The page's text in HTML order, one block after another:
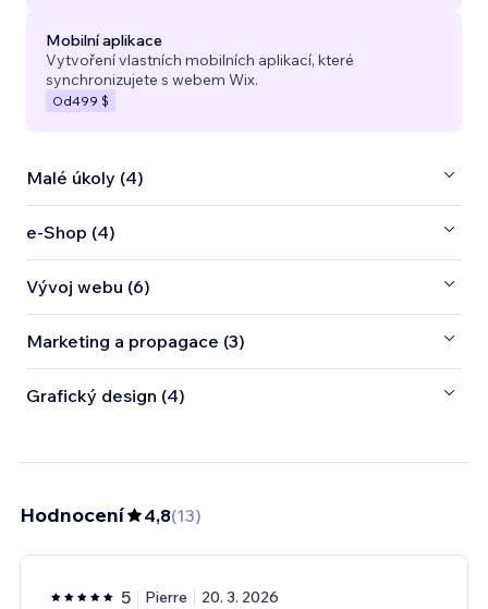
Mobilní aplikace
Vytvoření vlastních mobilních aplikací, které
synchronizujete s webem Wix.
Od499 $
Malé úkoly (4)
e‑Shop (4)
Vývoj webu (6)
Marketing a propagace (3)
Grafický design (4)
Hodnocení 4,8(13)
5 Pierre 20. 3. 2026